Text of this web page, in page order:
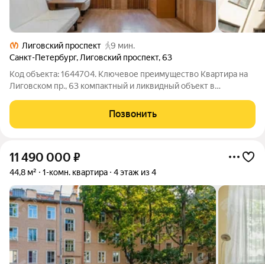
Лиговский проспект
9 мин.
Санкт-Петербург, Лиговский проспект,63
Код объекта: 1644704. Ключевое преимущество Квартира на
Лиговском пр., 63 компактный и ликвидный объект в
общей площади 43,3 м и потолках 3,2 м создаёт ощущение
простора и удобства размещения
Позвонить
11 490 000 ₽
44,8 м² 1-комн. квартира 4 этаж из 4